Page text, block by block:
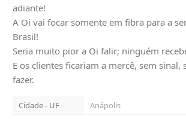
adiante!
A Oi vai focar somente em fibra para a
Brasil!
Seria muito pior a Oi falir; ninguém
E os clientes ficariam a mercê, sem sinal,
fazer.
Cidade - UF Anápolis